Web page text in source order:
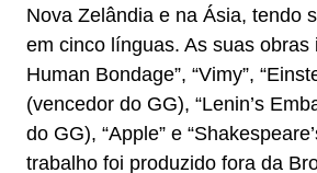
Nova Zelândia e na Ásia, tendo
em cinco línguas. As suas obras
Human Bondage”, “Vimy”,
(vencedor do GG), “Lenin’s
do GG), “Apple” e
trabalho foi produzido fora da